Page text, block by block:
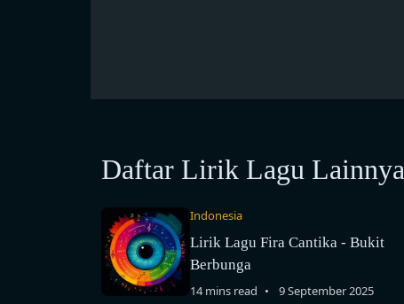
Daftar Lirik Lagu Lainnya
Indonesia
Lirik Lagu Fira Cantika - Bukit
Berbunga
14 mins read 9 September 2025